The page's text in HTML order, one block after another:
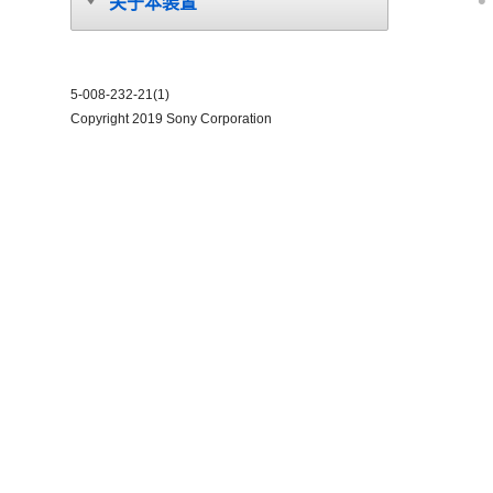
5-008-232-21(1)
Copyright 2019 Sony Corporation